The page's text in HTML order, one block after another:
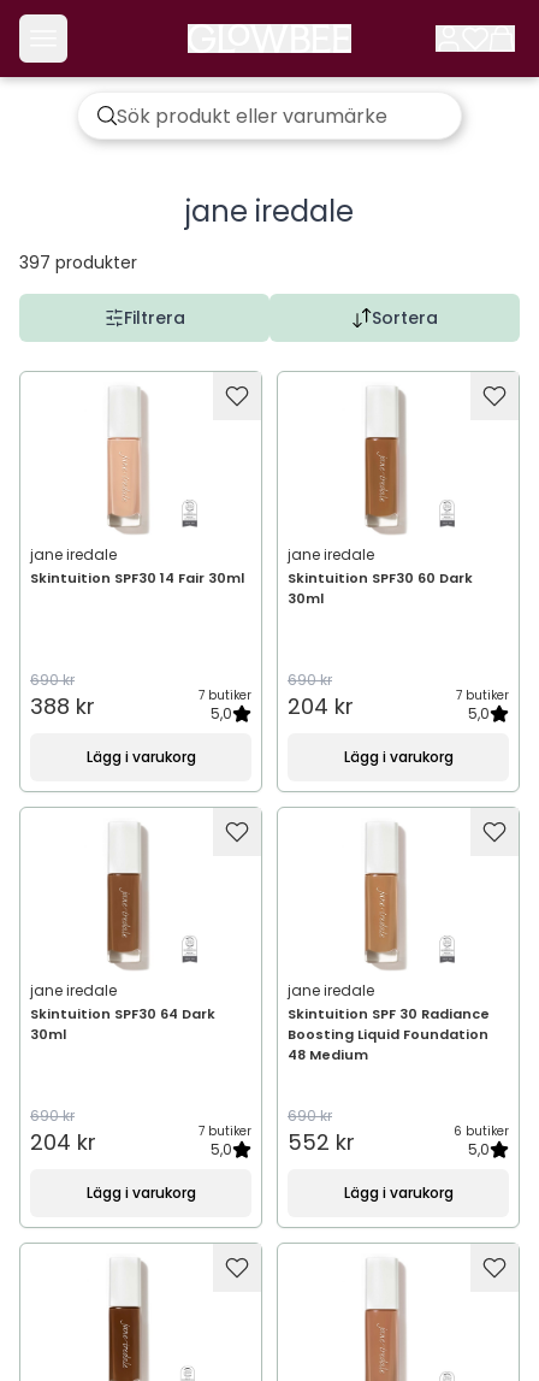
jane iredale
397 produkter
Filtrera Sortera
jane iredale
Skintuition SPF30 14 Fair 30ml
690 kr
388 kr 7 butiker
5,0
Lägg i varukorg
jane iredale
Skintuition SPF30 60 Dark
30ml
690 kr
204 kr 7 butiker
5,0
Lägg i varukorg
jane iredale
Skintuition SPF30 64 Dark
30ml
690 kr
204 kr 7 butiker
5,0
Lägg i varukorg
jane iredale
Skintuition SPF 30 Radiance
Boosting Liquid Foundation
48 Medium
690 kr
552 kr 6 butiker
5,0
Lägg i varukorg